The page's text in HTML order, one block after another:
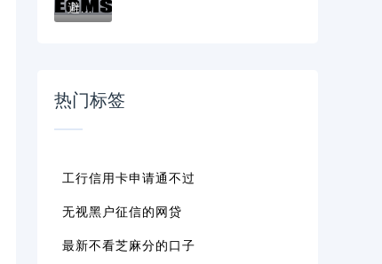
避开这些贷款平台：十大容易踩坑的贷款渠道...
热门标签
工行信用卡申请通不过
无视黑户征信的网贷
最新不看芝麻分的口子